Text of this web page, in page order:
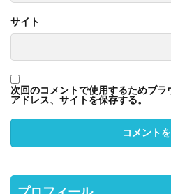
サイト
次回のコメントで使用するためブ
アドレス、サイトを保存する。